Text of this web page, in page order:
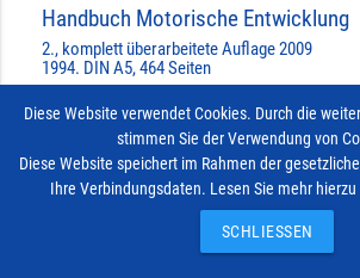
Handbuch Motorische Entwicklung
2., komplett überarbeitete Auflage 2009
1994. DIN A5, 464 Seiten
doneBEREITS AUSGEWÄHLT
Vertrag widerrufen
© 2026
Hofmann-
Diese Website verwendet Cookies. Durch die
stimmen Sie der Verwendung von
Diese Website speichert im Rahmen der
Ihre Verbindungsdaten. Lesen Sie mehr
SCHLIESSEN